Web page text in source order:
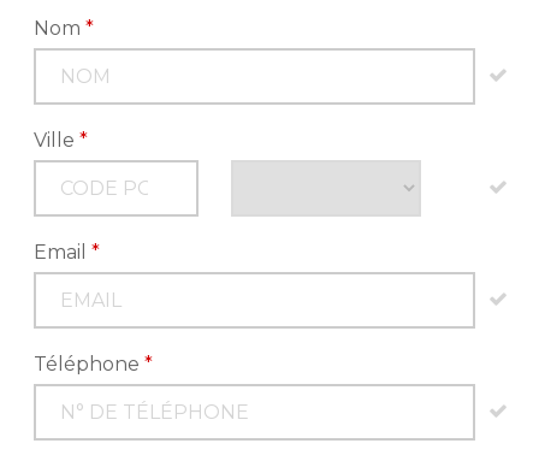
Nom*
Ville*
Email*
Téléphone*